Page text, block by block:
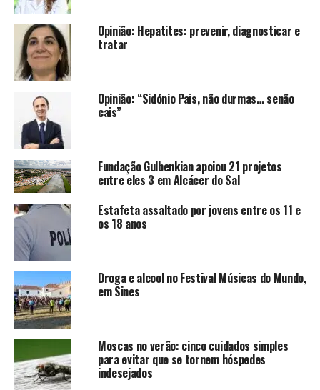
Opinião: Hepatites: prevenir, diagnosticar e
tratar
Opinião: “Sidónio Pais, não durmas… senão
cais”
Fundação Gulbenkian apoiou 21 projetos
entre eles 3 em Alcácer do Sal
Estafeta assaltado por jovens entre os 11 e
os 18 anos
Droga e alcool no Festival Músicas do Mundo,
em Sines
Moscas no verão: cinco cuidados simples
para evitar que se tornem hóspedes
indesejados